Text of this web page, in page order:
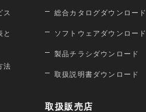
ス
と
法
総合カタログダウンロード
ソフトウェアダウンロード
製品チラシダウンロード
取扱説明書ダウンロード
取扱販売店